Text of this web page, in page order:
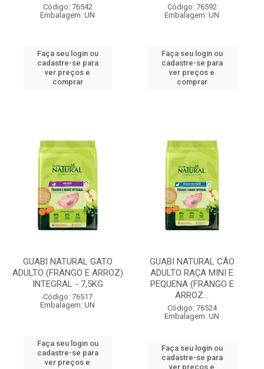
Código: 76542
Embalagem: UN
Faça seu login ou
cadastre-se para
ver preços e
comprar
Código: 76592
Embalagem: UN
Faça seu login ou
cadastre-se para
ver preços e
comprar
GUABI NATURAL GATO
ADULTO (FRANGO E ARROZ)
INTEGRAL - 7,5KG
Código: 76517
Embalagem: UN
Faça seu login ou
cadastre-se para
ver preços e
GUABI NATURAL CÃO
ADULTO RAÇA MINI E
PEQUENA (FRANGO E
ARROZ...
Código: 76524
Embalagem: UN
Faça seu login ou
cadastre-se para
ver preços e